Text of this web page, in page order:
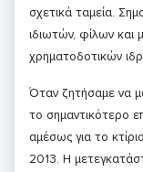
σχετικά ταμεία.
ιδιωτών, φίλων
χρηματοδοτικών
Όταν ζητήσαμε να
το σημαντικότερο
αμέσως για το
2013. Η